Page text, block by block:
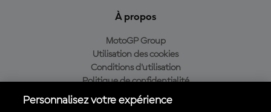
À propos
MotoGP Group
Utilisation des cookies
Conditions d'utilisation
Politique de confidentialité
Politique d’achat
Personnalisez votre expérience